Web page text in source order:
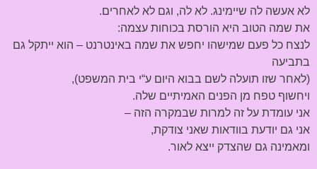
לא אעשה לה שיימינג. לא לה, וגם לא לאחרים.
את שמה הטוב היא הורסת בכוחות עצמה:
לנצח כל פעם שמישהו יחפש את שמה באינטרנט – הוא ייתקל גם
בתביעה
(לאחר שזו תועלה לשם בבוא היום ע“י בית המשפט),
ויחשוף טפח מן הפנים האמיתיים שלה.
אני עומדת על זה למרות שבמקרה הזה –
אני גם יודעת בוודאות שאני צודקת,
ומאמינה גם שהצדק ייצא לאור.